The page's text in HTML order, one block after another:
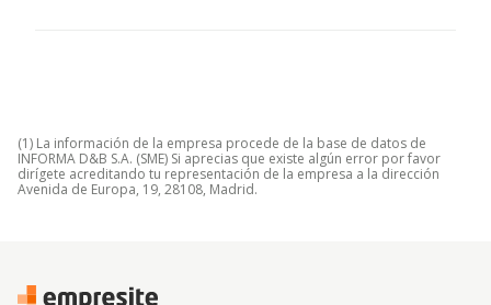
(1) La información de la empresa procede de la base de datos de
INFORMA D&B S.A. (SME) Si aprecias que existe algún error por favor
dirígete acreditando tu representación de la empresa a la dirección
Avenida de Europa, 19, 28108, Madrid.